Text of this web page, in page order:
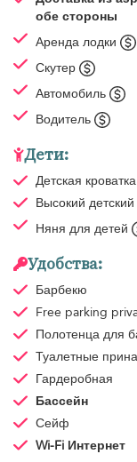
обе стороны
Аренда лодки
Скутер
Автомобиль
Водитель
Дети:
Детская кроватка
Высокий детский
Няня для детей
Удобства:
Барбекю
Free parking
Полотенца для
Туалетные
Гардеробная
Бассейн
Сейф
Wi-Fi Интернет